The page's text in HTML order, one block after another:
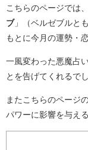
こちらのページでは
ブ 」（ベルゼブルと
もとに今月の運勢・
一風変わった悪魔占
とを告げてくれるで
またこちらのページ
パワーに影響を与え